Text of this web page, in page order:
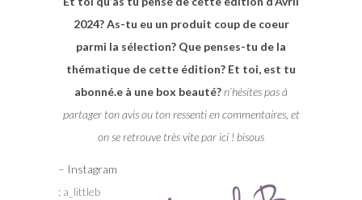
2024? As-tu eu un produit coup de coeur
parmi la sélection? Que penses-tu de la
thématique de cette édition? Et toi, est tu
abonné.e à une box beauté?n’hésites pas à
partager ton avis ou ton ressenti en commentaires, et
on se retrouve très vite par ici ! bisous
– Instagram
: a_littleb